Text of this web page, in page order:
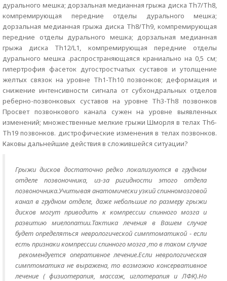
дурального мешка; дорзальная медианная грыжа диска Th7/Th8,
компремирующая передние отделы дурального мешка;
дорзальная медианная грыжа диска Th8/Th9, компремирующая
передние отделы дурального мешка; дорзальная медианная
грыжа диска Th12/L1, компремирующая передние отделы
дурального мешка .распространяющаяся краниально на 0,5 см;
гипертрофия фасеток дугостростчатых суставов и утолщение
желтых связок на уровне Th1-Th10 позвонков; деформация и
снижение интенсивности сигнала от субхондральных отделов
реберно-позвонковых суставов на уровне Th3-Th8 позвонков
Просвет позвонкового канала сужен на уровне выявленных
изменений; множественные мелкие грыжи Шморля в телах Th6-
Th19 позвонков. дистрофические изменения в телах позвонков.
Каковы дальнейшие действия в сложившейся ситуации?
Грыжи дисков достаточно редко локализуются в грудном
отделе позвоночника, из-за ригидности этого отдела
позвоночника.Учитывая анатомически узкий спинномозговой
канал в грудном отделе, даже небольшие по размеру грыжи
дисков могут приводить к компрессии спинного мозга и
развитию миелопатии.Тактика лечения в Вашем случае
будет определяться неврологической симптоматикой - если
есть признаки компрессии спинного мозга ,то в таком случае
рекомендуется оперативное лечение.Если неврологическая
симптоматика не выражена, то возможно консервативное
лечение ( физиотерапия, массаж, иглотерапия и ЛФК).Но